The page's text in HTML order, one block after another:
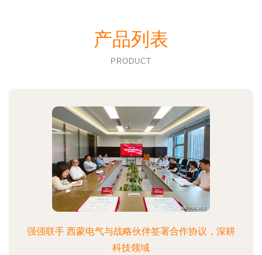
产品列表
PRODUCT
强强联手 西蒙电气与战略伙伴签署合作协议，深耕
科技领域